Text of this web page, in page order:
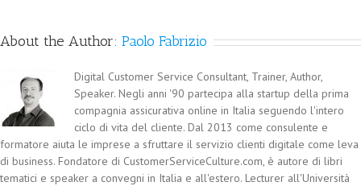
About the Author: Paolo Fabrizio
Digital Customer Service Consultant, Trainer, Author,
Speaker. Negli anni '90 partecipa alla startup della prima
compagnia assicurativa online in Italia seguendo l'intero
ciclo di vita del cliente. Dal 2013 come consulente e
formatore aiuta le imprese a sfruttare il servizio clienti digitale come leva
di business. Fondatore di CustomerServiceCulture.com, è autore di libri
tematici e speaker a convegni in Italia e all'estero. Lecturer all'Università